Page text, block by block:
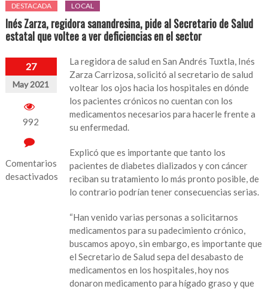
DESTACADA LOCAL
Inés Zarza, regidora sanandresina, pide al Secretario de Salud
estatal que voltee a ver deficiencias en el sector
27
May 2021
992
Comentarios
desactivados
La regidora de salud en San Andrés Tuxtla, Inés
Zarza Carrizosa, solicitó al secretario de salud
voltear los ojos hacia los hospitales en dónde
los pacientes crónicos no cuentan con los
medicamentos necesarios para hacerle frente a
su enfermedad.
Explicó que es importante que tanto los
pacientes de diabetes dializados y con cáncer
reciban su tratamiento lo más pronto posible, de
lo contrario podrían tener consecuencias serias.
“Han venido varias personas a solicitarnos
medicamentos para su padecimiento crónico,
buscamos apoyo, sin embargo, es importante que
el Secretario de Salud sepa del desabasto de
medicamentos en los hospitales, hoy nos
donaron medicamento para hígado graso y que